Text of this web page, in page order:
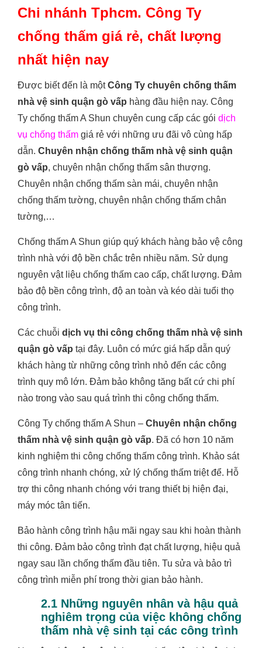
Chi nhánh Tphcm. Công Ty
chống thấm giá rẻ, chất lượng
nhất hiện nay
Được biết đến là mộtCông Ty chuyên chống thấm
nhà vệ sinh quận gò vấp hàng đầu hiện nay. Công
Ty chống thấm A Shun chuyên cung cấp các gói dịch
vụ chống thấm giá rẻ với những ưu đãi vô cùng hấp
dẫn. Chuyên nhận chống thấm nhà vệ sinh quận
gò vấp, chuyên nhận chống thấm sân thượng.
Chuyên nhận chống thấm sàn mái, chuyên nhận
chống thấm tường, chuyên nhận chống thấm chân
tường,…
Chống thấm A Shun giúp quý khách hàng bảo vệ công
trình nhà với độ bền chắc trên nhiều năm. Sử dụng
nguyên vật liệu chống thấm cao cấp, chất lượng. Đảm
bảo độ bền công trình, độ an toàn và kéo dài tuổi thọ
công trình.
Các chuỗi dịch vụ thi công chống thấm nhà vệ sinh
quận gò vấp tại đây. Luôn có mức giá hấp dẫn quý
khách hàng từ những công trình nhỏ đến các công
trình quy mô lớn. Đảm bảo không tăng bất cứ chi phí
nào trong vào sau quá trình thi công chống thấm.
Công Ty chống thấm A Shun – Chuyên nhận chống
thấm nhà vệ sinh quận gò vấp. Đã có hơn 10 năm
kinh nghiệm thi công chống thấm công trình. Khảo sát
công trình nhanh chóng, xử lý chống thấm triệt để. Hỗ
trợ thi công nhanh chóng với trang thiết bị hiện đại,
máy móc tân tiến.
Bảo hành công trình hậu mãi ngay sau khi hoàn thành
thi công. Đảm bảo công trình đạt chất lượng, hiệu quả
ngay sau lần chống thấm đầu tiên. Tu sửa và bảo trì
công trình miễn phí trong thời gian bảo hành.
2.1 Những nguyên nhân và hậu quả
nghiêm trọng của việc không chống
thấm nhà vệ sinh tại các công trình